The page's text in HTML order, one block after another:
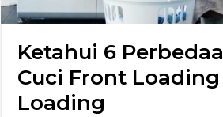
Ketahui 6
Cuci Front
Loading